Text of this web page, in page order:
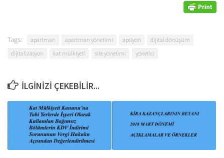
Tags: apartman apartman yönetimi apsiyon
dijital dönüşüm
dijitalizasyon
kat mülkiyeti site yönetimi yönetici
İLGINIZI ÇEKEBILIR...